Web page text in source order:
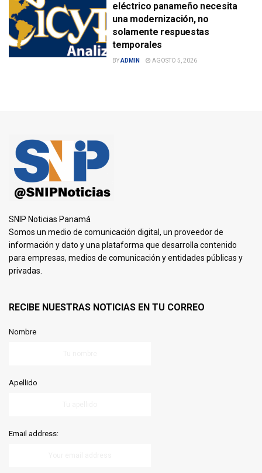
eléctrico panameño necesita
una modernización, no
solamente respuestas
temporales
BYADMIN AGOSTO 5, 2026
SNIP Noticias Panamá
Somos un medio de comunicación digital, un proveedor de
información y dato y una plataforma que desarrolla contenido
para empresas, medios de comunicación y entidades públicas y
privadas.
RECIBE NUESTRAS NOTICIAS EN TU CORREO
Nombre
Apellido
Email address: